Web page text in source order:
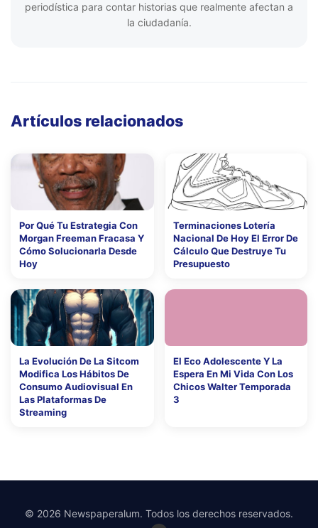
periodística para contar historias que realmente afectan a
la ciudadanía.
Artículos relacionados
Por Qué Tu Estrategia Con
Morgan Freeman Fracasa Y
Cómo Solucionarla Desde
Hoy
Terminaciones Lotería
Nacional De Hoy El Error De
Cálculo Que Destruye Tu
Presupuesto
La Evolución De La Sitcom
Modifica Los Hábitos De
Consumo Audiovisual En
Las Plataformas De
Streaming
El Eco Adolescente Y La
Espera En Mi Vida Con Los
Chicos Walter Temporada
3
© 2026 Newspaperalum. Todos los derechos reservados.